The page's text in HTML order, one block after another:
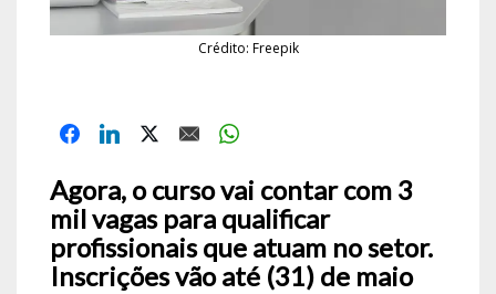
Crédito: Freepik
Agora, o curso vai contar com 3
mil vagas para qualificar
profissionais que atuam no setor.
Inscrições vão até (31) de maio